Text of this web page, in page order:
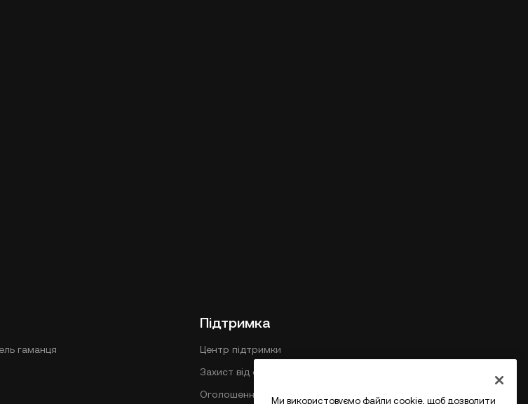
гаманця
Підтримка
Центр підтримки
Захист від фішингу
Оголошення
Ми використовуємо файли cookie, щоб дозволити